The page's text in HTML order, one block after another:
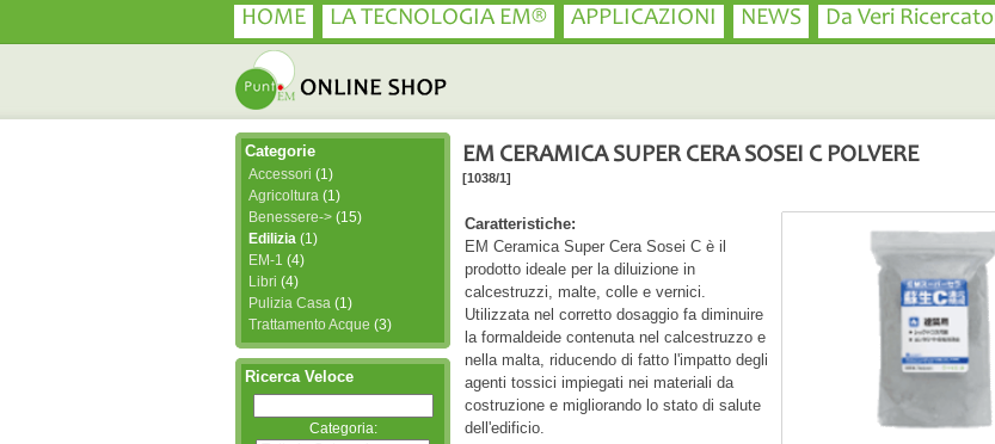
HOME LA TECNOLOGIA EM® APPLICAZIONI NEWS Da Veri
EM CERAMICA SUPER CERA SOSEI C POLVERE
[1038/1]
Caratteristiche:
EM Ceramica Super Cera Sosei C è il
prodotto ideale per la diluizione in
calcestruzzi, malte, colle e vernici.
Utilizzata nel corretto dosaggio fa diminuire
la formaldeide contenuta nel calcestruzzo e
nella malta, riducendo di fatto l'impatto degli
agenti tossici impiegati nei materiali da
costruzione e migliorando lo stato di salute
dell'edificio.
Categorie
Accessori (1)
Agricoltura (1)
Benessere-> (15)
Edilizia (1)
EM-1 (4)
Libri (4)
Pulizia Casa (1)
Trattamento Acque (3)
Ricerca Veloce
Categoria: